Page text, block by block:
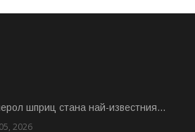
шприц стана най-известния...
2026